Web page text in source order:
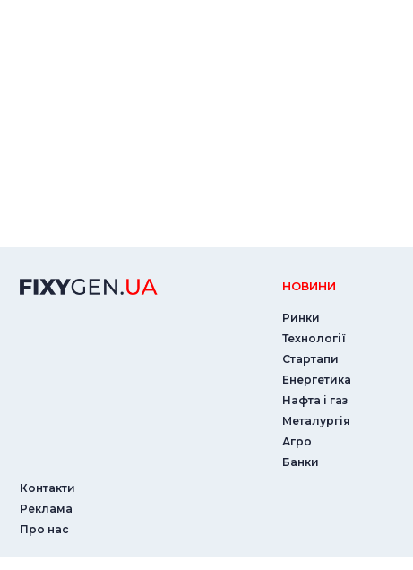
Контакти
Реклама
Про нас
НОВИНИ
Ринки
Технології
Стартапи
Енергетика
Нафта і газ
Металургія
Агро
Банки